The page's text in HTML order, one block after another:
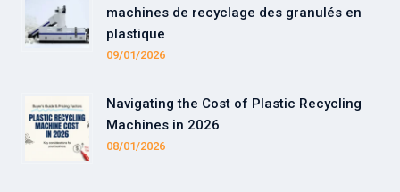
machines de recyclage des granulés en
plastique
09/01/2026
Navigating the Cost of Plastic Recycling
Machines in 2026
08/01/2026